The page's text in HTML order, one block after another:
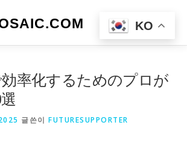
메뉴
率化するためのプロが
글쓴이 FUTURESUPPORTER
KO